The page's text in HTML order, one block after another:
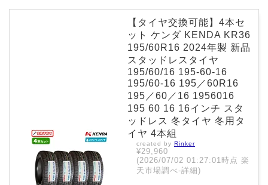
【タイヤ交換可能】4本セ
ット ケンダ KENDA KR36
195/60R16 2024年製 新品
スタッドレスタイヤ
195/60/16 195-60-16
195/60-16 195／60R16
195／60／16 1956016
195 60 16 16インチ スタ
ッドレス 冬タイヤ 冬用タ
イヤ 4本組
created by Rinker
¥29,960
(2026/07/02 01:27:01時点 楽
天市場調べ-詳細)